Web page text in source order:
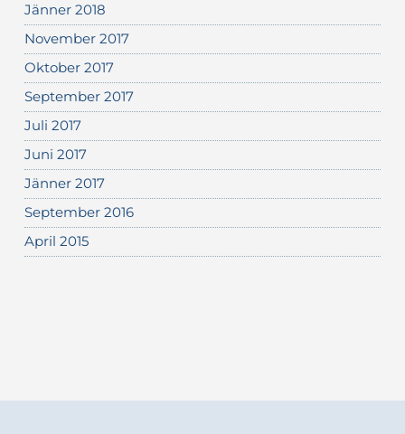
Jänner 2018
November 2017
Oktober 2017
September 2017
Juli 2017
Juni 2017
Jänner 2017
September 2016
April 2015